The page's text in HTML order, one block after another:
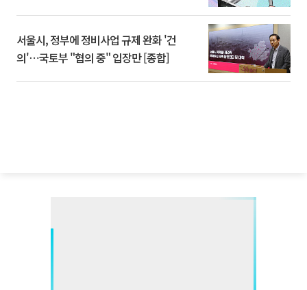
서울시, 정부에 정비사업 규제 완화 '건
의'⋯국토부 "협의 중" 입장만 [종합]